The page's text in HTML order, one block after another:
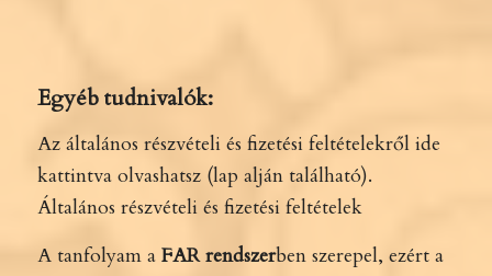
Egyéb tudnivalók:
Az általános részvételi és fizetési feltételekről ide
kattintva olvashatsz (lap alján található).
Általános részvételi és fizetési feltételek
A tanfolyam a FAR rendszerben szerepel, ezért a